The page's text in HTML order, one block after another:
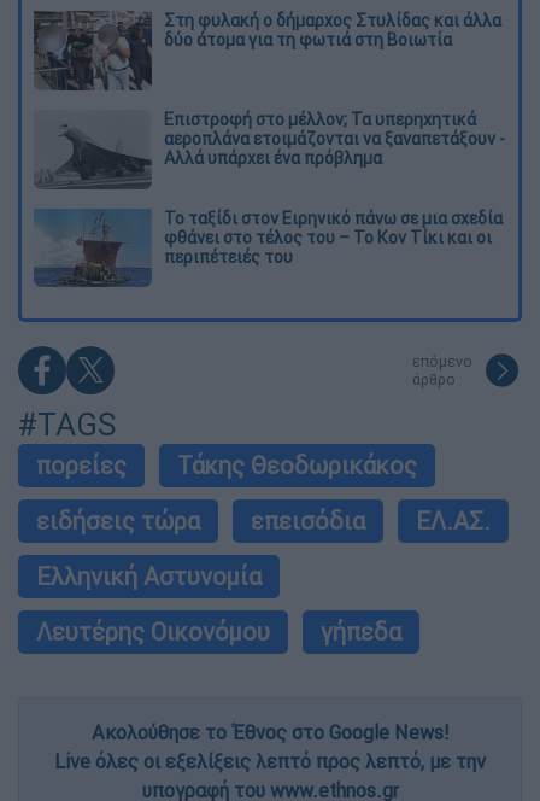
Στη φυλακή ο δήμαρχος Στυλίδας και άλλα
δύο άτομα για τη φωτιά στη Βοιωτία
Επιστροφή στο μέλλον; Τα υπερηχητικά
αεροπλάνα ετοιμάζονται να ξαναπετάξουν -
Αλλά υπάρχει ένα πρόβλημα
Το ταξίδι στον Ειρηνικό πάνω σε μια σχεδία
φθάνει στο τέλος του – Το Κον Τίκι και οι
περιπέτειές του
επόμενο
άρθρο
#TAGS
πορείες
Τάκης Θεοδωρικάκος
ειδήσεις τώρα
επεισόδια
ΕΛ.ΑΣ.
Ελληνική Αστυνομία
Λευτέρης Οικονόμου
γήπεδα
Ακολούθησε το Έθνος στο Google News!
Live όλες οι εξελίξεις λεπτό προς λεπτό, με την
υπογραφή του www.ethnos.gr